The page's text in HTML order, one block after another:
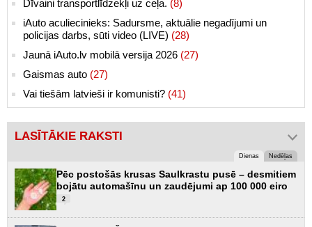
Dīvaini transportlīdzekļi uz ceļa. (8)
iAuto aculiecinieks: Sadursme, aktuālie negadījumi un
policijas darbs, sūti video (LIVE) (28)
Jaunā iAuto.lv mobilā versija 2026 (27)
Gaismas auto (27)
Vai tiešām latvieši ir komunisti? (41)
LASĪTĀKIE RAKSTI
Dienas Nedēļas
Pēc postošās krusas Saulkrastu pusē – desmitiem
bojātu automašīnu un zaudējumi ap 100 000 eiro
2